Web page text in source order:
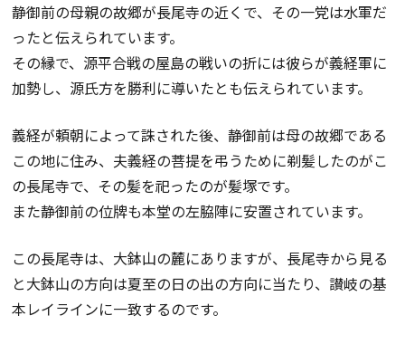
静御前の母親の故郷が長尾寺の近くで、その一党は水軍だ
ったと伝えられています。
その縁で、源平合戦の屋島の戦いの折には彼らが義経軍に
加勢し、源氏方を勝利に導いたとも伝えられています。
義経が頼朝によって誅された後、静御前は母の故郷である
この地に住み、夫義経の菩提を弔うために剃髪したのがこ
の長尾寺で、その髪を祀ったのが髪塚です。
また静御前の位牌も本堂の左脇陣に安置されています。
この長尾寺は、大鉢山の麓にありますが、長尾寺から見る
と大鉢山の方向は夏至の日の出の方向に当たり、讃岐の基
本レイラインに一致するのです。